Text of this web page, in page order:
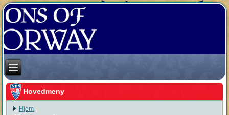
Hovedmeny
Hjem